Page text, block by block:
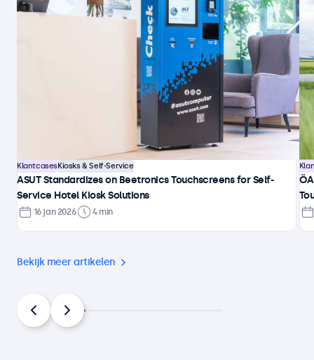
Bekijk meer artikelen
KlantcasesKiosks & Self-Service
ASUT Standardizes on Beetronics Touchscreens for Self-
Service Hotel Kiosk Solutions
16 jan 2026 4 min